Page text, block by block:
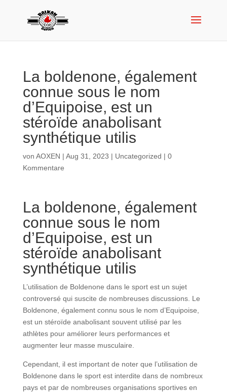
La boldenone, également
connue sous le nom
d’Equipoise, est un
stéroïde anabolisant
synthétique utilis
von AOXEN | Aug 31, 2023 | Uncategorized | 0
Kommentare
La boldenone, également
connue sous le nom
d’Equipoise, est un
stéroïde anabolisant
synthétique utilis
L’utilisation de Boldenone dans le sport est un sujet
controversé qui suscite de nombreuses discussions. Le
Boldenone, également connu sous le nom d’Equipoise,
est un stéroïde anabolisant souvent utilisé par les
athlètes pour améliorer leurs performances et
augmenter leur masse musculaire.
Cependant, il est important de noter que l’utilisation de
Boldenone dans le sport est interdite dans de nombreux
pays et par de nombreuses organisations sportives en